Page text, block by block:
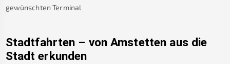
gewünschten Terminal
Stadtfahrten – von Amstetten aus die
Stadt erkunden